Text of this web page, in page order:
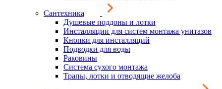
Сантехника
Душевые поддоны и лотки
Инсталляции для систем монтажа унитазов
Кнопки для инсталляций
Подводки для воды
Раковины
Система сухого монтажа
Трапы, лотки и отводящие желоба